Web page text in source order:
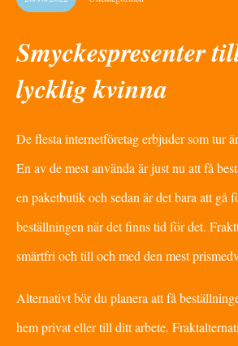
Smyckespresenter
lycklig kvinna
De flesta internetföretag erbjuder som tur
En av de mest använda är just nu att få
en paketbutik och sedan är det bara att gå
beställningen när det finns tid för det.
smärtfri och till och med den mest
Alternativt bör du planera att få
hem privat eller till ditt arbete.